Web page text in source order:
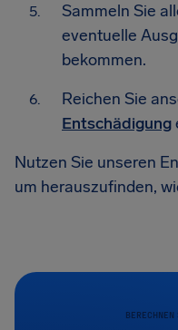
Sammeln Sie
eventuelle
bekommen.
Reichen Sie
Entschädigung
Nutzen Sie unseren
um herauszufinden,
BERECHNEN